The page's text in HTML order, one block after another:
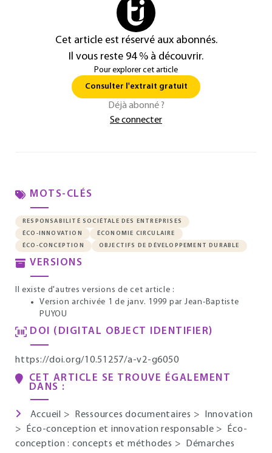
Cet article est réservé aux abonnés.
Il vous reste 94 % à découvrir.
Pour explorer cet article
Consulter l'extrait gratuit
Déjà abonné ?
Se connecter
MOTS-CLÉS
RESPONSABILITÉ SOCIÉTALE DES ENTREPRISES
ÉCO-INNOVATION
ÉCONOMIE CIRCULAIRE
ÉCO-CONCEPTION
OBJECTIFS DE DÉVELOPPEMENT DURABLE
VERSIONS
Il existe d'autres versions de cet article :
Version archivée 1 de janv. 1999 par Jean-Baptiste
PUYOU
DOI (DIGITAL OBJECT IDENTIFIER)
https://doi.org/10.51257/a-v2-g6050
CET ARTICLE SE TROUVE ÉGALEMENT
DANS :
Accueil > Ressources documentaires >
Innovation
>
Éco-conception et innovation responsable >
Éco-
conception : concepts et méthodes > Démarches